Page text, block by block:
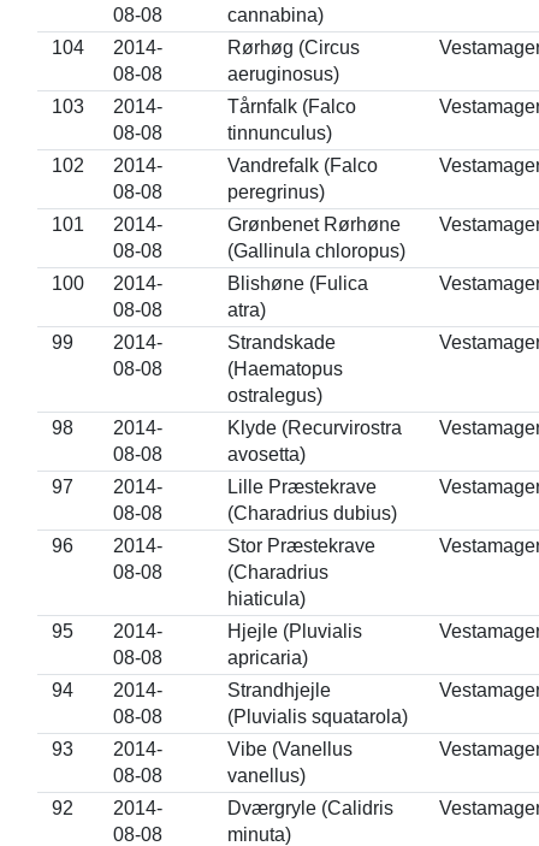
08-08
cannabina)
104
2014-
08-08
Rørhøg (Circus
aeruginosus)
103
2014-
08-08
Tårnfalk (Falco
tinnunculus)
102
2014-
08-08
Vandrefalk (Falco
peregrinus)
101
2014-
08-08
Grønbenet Rørhøne
(Gallinula chloropus)
100
2014-
08-08
Blishøne (Fulica
atra)
99
2014-
08-08
Strandskade
(Haematopus
ostralegus)
98
2014-
08-08
Klyde (Recurvirostra
avosetta)
97
2014-
08-08
Lille Præstekrave
(Charadrius dubius)
96
2014-
08-08
Stor Præstekrave
(Charadrius
hiaticula)
95
2014-
08-08
Hjejle (Pluvialis
apricaria)
94
2014-
08-08
Strandhjejle
(Pluvialis squatarola)
93
2014-
08-08
Vibe (Vanellus
vanellus)
92
2014-
08-08
Dværgryle (Calidris
minuta)